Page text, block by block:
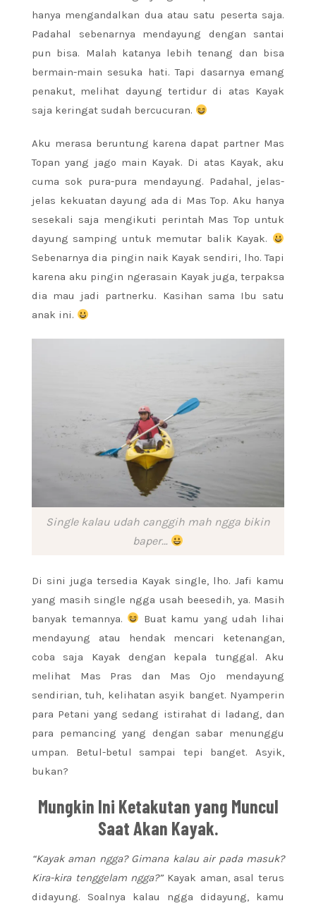
hanya mengandalkan dua atau satu peserta saja.
Padahal sebenarnya mendayung dengan santai
pun bisa. Malah katanya lebih tenang dan bisa
bermain-main sesuka hati. Tapi dasarnya emang
penakut, melihat dayung tertidur di atas Kayak
saja keringat sudah bercucuran.
Aku merasa beruntung karena dapat partner Mas
Topan yang jago main Kayak. Di atas Kayak, aku
cuma sok pura-pura mendayung. Padahal, jelas-
jelas kekuatan dayung ada di Mas Top. Aku hanya
sesekali saja mengikuti perintah Mas Top untuk
dayung samping untuk memutar balik Kayak.
Sebenarnya dia pingin naik Kayak sendiri, lho. Tapi
karena aku pingin ngerasain Kayak juga, terpaksa
dia mau jadi partnerku. Kasihan sama Ibu satu
anak ini.
Single kalau udah canggih mah ngga bikin
baper…
Di sini juga tersedia Kayak single, lho. Jafi kamu
yang masih single ngga usah beesedih, ya. Masih
banyak temannya.
Buat kamu yang udah lihai
mendayung atau hendak mencari ketenangan,
coba saja Kayak dengan kepala tunggal. Aku
melihat Mas Pras dan Mas Ojo mendayung
sendirian, tuh, kelihatan asyik banget. Nyamperin
para Petani yang sedang istirahat di ladang, dan
para pemancing yang dengan sabar menunggu
umpan. Betul-betul sampai tepi banget. Asyik,
bukan?
Mungkin Ini Ketakutan yang Muncul
Saat Akan Kayak.
“Kayak aman ngga? Gimana kalau air pada masuk?
Kira-kira tenggelam ngga?” Kayak aman, asal terus
didayung. Soalnya kalau ngga didayung, kamu